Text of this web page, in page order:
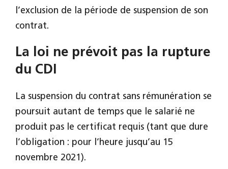
l’exclusion de la période de suspension de son
contrat.
La loi ne prévoit pas la rupture
du CDI
La suspension du contrat sans rémunération se
poursuit autant de temps que le salarié ne
produit pas le certificat requis (tant que dure
l’obligation : pour l’heure jusqu’au 15
novembre 2021).